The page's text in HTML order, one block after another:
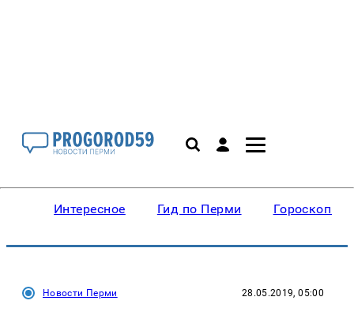
Интересное Гид по Перми Гороскопы
Новости Перми 28.05.2019, 05:00